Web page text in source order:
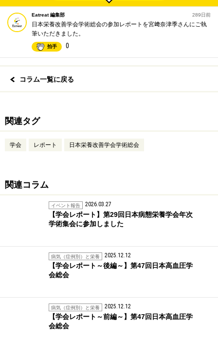
Eatreat 編集部 289日前
日本栄養改善学会学術総会の参加レポートを宮﨑奈津季さんにご執
筆いただきました。
拍手 0
コラム一覧に戻る
関連タグ
学会 レポート 日本栄養改善学会学術総会
関連コラム
イベント報告 2026.03.27
【学会レポート】第29回日本病態栄養学会年次
学術集会に参加しました
病気（症例別）と栄養 2025.12.12
【学会レポート～後編～】第47回日本高血圧学
会総会
病気（症例別）と栄養 2025.12.12
【学会レポート～前編～】第47回日本高血圧学
会総会